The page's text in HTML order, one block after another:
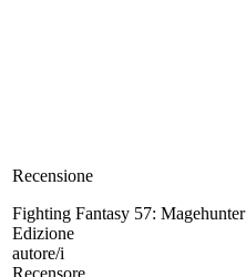
Recensione
Fighting Fantasy 57: Magehunter
Edizione
autore/i
Recensore